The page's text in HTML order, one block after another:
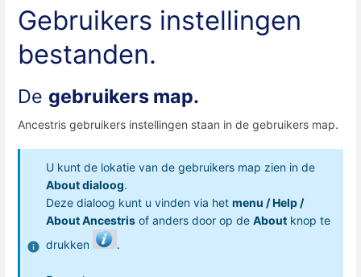
Gebruikers instellingen
bestanden.
De gebruikers map.
Ancestris gebruikers instellingen staan in de gebruikers map.
U kunt de lokatie van de gebruikers map zien in de
About dialoog.
Deze dialoog kunt u vinden via het menu / Help /
About Ancestris of anders door op de About knop te
drukken
.